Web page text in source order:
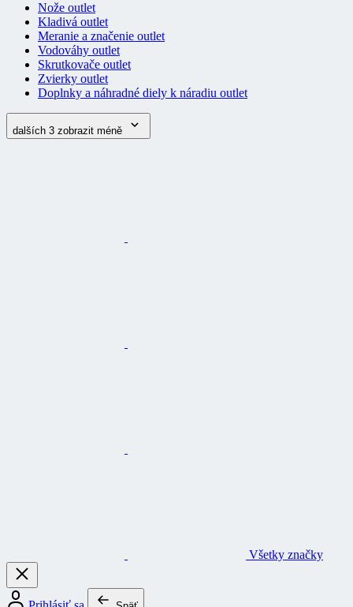
Nože outlet
Kladivá outlet
Meranie a značenie outlet
Vodováhy outlet
Skrutkovače outlet
Zvierky outlet
Doplnky a náhradné diely k náradiu outlet
dalších 3 zobrazit méně
Všetky značky